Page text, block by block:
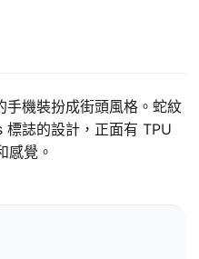
機裝扮成街頭風格。蛇紋
誌的設計，正面有 TPU
感覺。